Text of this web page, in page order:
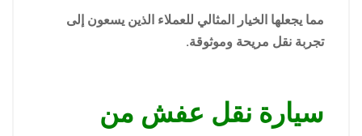
مما يجعلها الخيار المثالي للعملاء الذين يسعون إلى
تجربة نقل مريحة وموثوقة.
سيارة نقل عفش من